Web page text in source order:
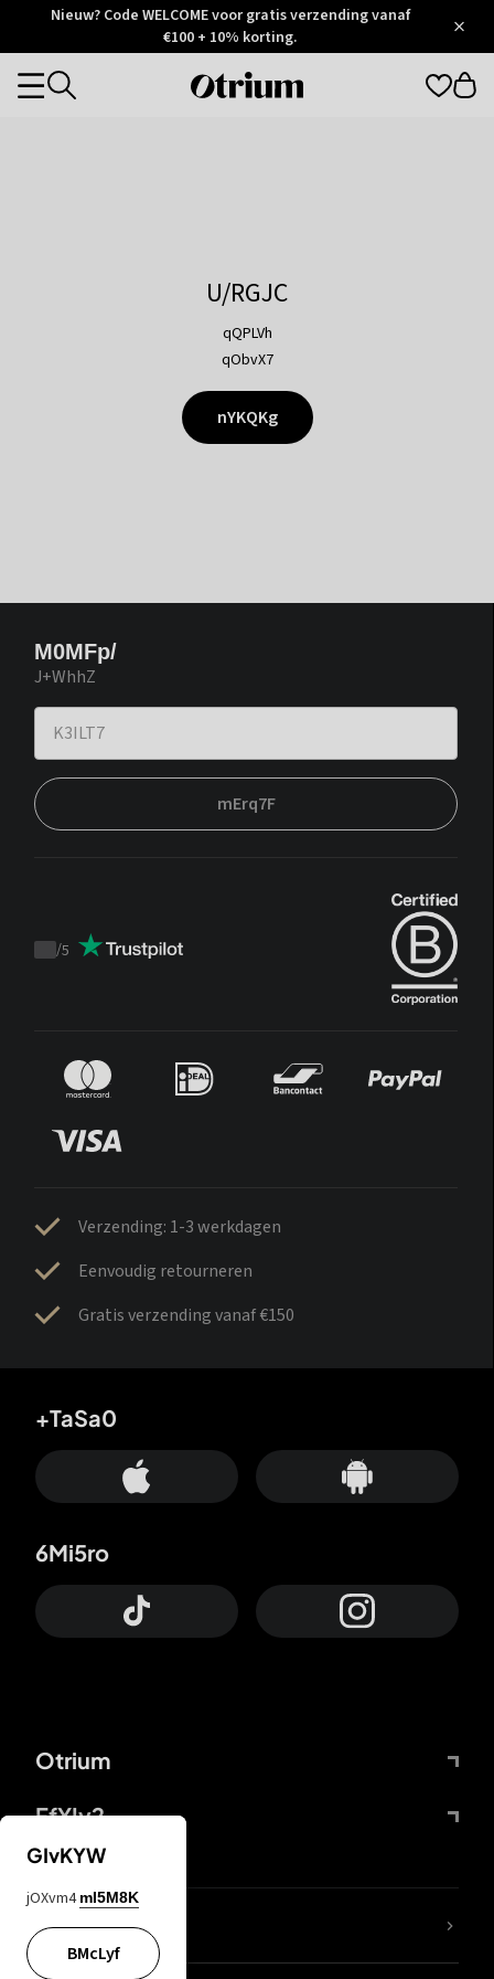
Otrium
Trustpilot
Nieuw? Code WELCOME voor gratis verzending vanaf
€100 + 10% korting.
Otrium
Categories
U/RGJC
qQPLVh
qObvX7
nYKQKg
M0MFp/
J+WhhZ
mErq7F
Trustpilot
/5
Verzending: 1-3 werkdagen
Eenvoudig retourneren
Gratis verzending vanaf €150
Otrium
FfYIy2
+TaSa0
6Mi5ro
KIjvtr
GIvKYW
jOXvm4 mI5M8K
BMcLyf